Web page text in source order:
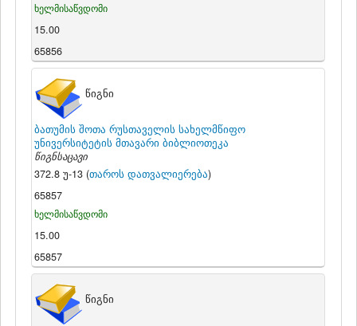
ხელმისაწვდომი
15.00
65856
წიგნი
ბათუმის შოთა რუსთაველის სახელმწიფო
უნივერსიტეტის მთავარი ბიბლიოთეკა
წიგნსაცავი
372.8 უ-13 (თაროს დათვალიერება)
65857
ხელმისაწვდომი
15.00
65857
წიგნი